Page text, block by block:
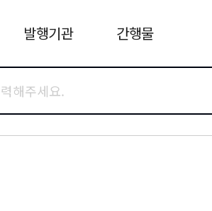
발행기관 간행물